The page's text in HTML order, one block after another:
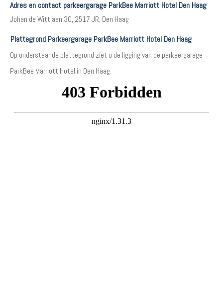
Adres en contact parkeergarage ParkBee Marriott Hotel Den Haag
Johan de Wittlaan 30, 2517 JR, Den Haag
Plattegrond Parkeergarage ParkBee Marriott Hotel Den Haag
Op onderstaande plattegrond ziet u de ligging van de parkeergarage
ParkBee Marriott Hotel in Den Haag.